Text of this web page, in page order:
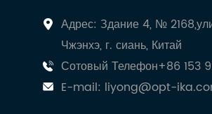
Адрес: Здание 4, №
Чжэнхэ, г. сиань, Китай
Сотовый Телефон+86 153
E-mail: liyong@opt-